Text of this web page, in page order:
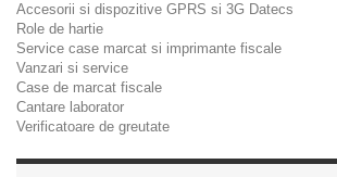
Accesorii si dispozitive GPRS si 3G Datecs
Role de hartie
Service case marcat si imprimante fiscale
Vanzari si service
Case de marcat fiscale
Cantare laborator
Verificatoare de greutate